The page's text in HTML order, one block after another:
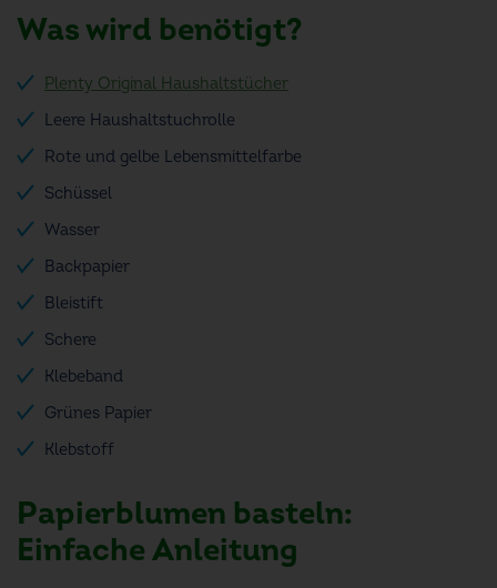
Was wird benötigt?
Plenty Original Haushaltstücher
Leere Haushaltstuchrolle
Rote und gelbe Lebensmittelfarbe
Schüssel
Wasser
Backpapier
Bleistift
Schere
Klebeband
Grünes Papier
Klebstoff
Papierblumen basteln:
Einfache Anleitung